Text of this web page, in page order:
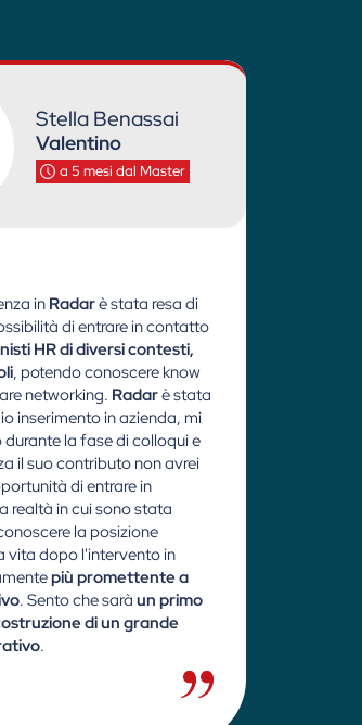
Stella Benassai
Valentino
a 5 mesi dal Master
inRadarè stata resa di
di entrare in contatto
HR di diversi contesti,
, potendo conoscere know
networking. Radarè stata
inserimento in azienda, mi
la fase di colloqui e
il suo contributo non avrei
di entrare in
realtà in cui sono stata
la posizione
vita dopo l'intervento in
più promettente a
. Sento che sarà un primo
di un grande
.